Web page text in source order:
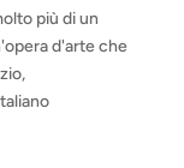
più di un
d'arte che